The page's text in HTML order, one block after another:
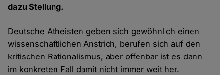
dazu Stellung.
Deutsche Atheisten geben sich gewöhnlich einen
wissenschaftlichen Anstrich, berufen sich auf den
kritischen Rationalismus, aber offenbar ist es dann
im konkreten Fall damit nicht immer weit her.